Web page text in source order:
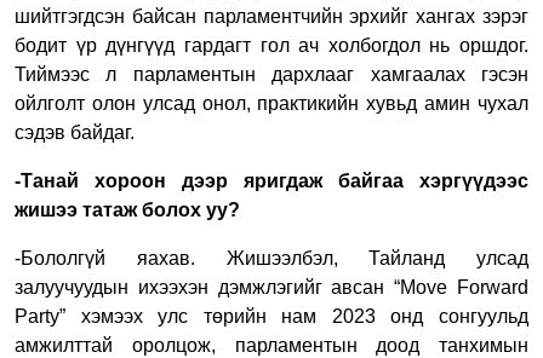
шийтгэгдсэн байсан парламентчийн эрхийг хангах зэрэг
бодит үр дүнгүүд гардагт гол ач холбогдол нь оршдог.
Тиймээс л парламентын дархлааг хамгаалах гэсэн
ойлголт олон улсад онол, практикийн хувьд амин чухал
сэдэв байдаг.
-Танай хороон дээр яригдаж байгаа хэргүүдээс
жишээ татаж болох уу?
-Бололгүй яахав. Жишээлбэл, Тайланд улсад
залуучуудын ихээхэн дэмжлэгийг авсан “Move Forward
Party” хэмээх улс төрийн нам 2023 онд сонгуульд
амжилттай оролцож, парламентын доод танхимын